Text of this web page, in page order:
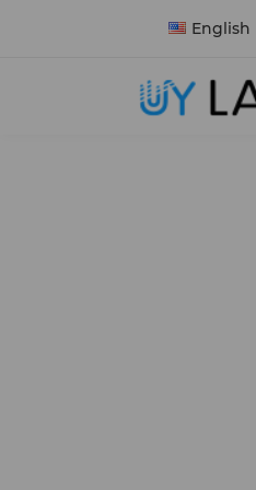
English